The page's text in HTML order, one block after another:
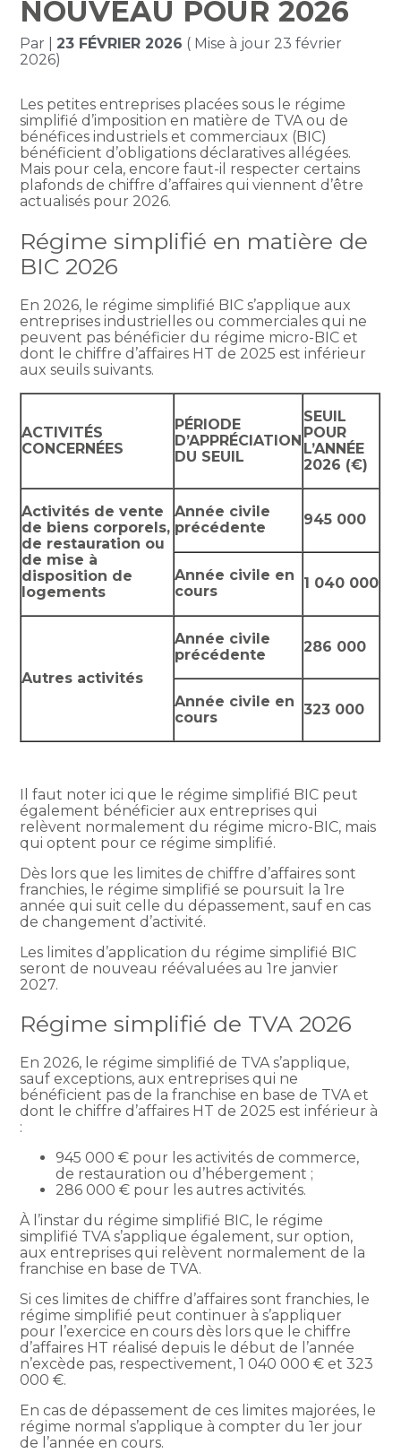
NOUVEAU POUR 2026
Par |23 FÉVRIER 2026 ( Mise à jour 23 février
2026)
Les petites entreprises placées sous le régime
simplifié d’imposition en matière de TVA ou de
bénéfices industriels et commerciaux (BIC)
bénéficient d’obligations déclaratives allégées.
Mais pour cela, encore faut-il respecter certains
plafonds de chiffre d’affaires qui viennent d’être
actualisés pour 2026.
Régime simplifié en matière de
BIC 2026
En 2026, le régime simplifié BIC s’applique aux
entreprises industrielles ou commerciales qui ne
peuvent pas bénéficier du régime micro-BIC et
dont le chiffre d’affaires HT de 2025 est inférieur
aux seuils suivants.
ACTIVITÉS
CONCERNÉES
PÉRIODE
D’APPRÉCIATION
DU SEUIL
SEUIL
POUR
L’ANNÉE
2026 (€)
Activités de vente
de biens corporels,
de restauration ou
de mise à
disposition de
logements
Année civile
précédente
945 000
Année civile en
cours
1 040 000
Autres activités
Année civile
précédente
286 000
Année civile en
cours
323 000
Il faut noter ici que le régime simplifié BIC peut
également bénéficier aux entreprises qui
relèvent normalement du régime micro-BIC, mais
qui optent pour ce régime simplifié.
Dès lors que les limites de chiffre d’affaires sont
franchies, le régime simplifié se poursuit la 1re
année qui suit celle du dépassement, sauf en cas
de changement d’activité.
Les limites d’application du régime simplifié BIC
seront de nouveau réévaluées au 1re janvier
2027.
Régime simplifié de TVA 2026
En 2026, le régime simplifié de TVA s’applique,
sauf exceptions, aux entreprises qui ne
bénéficient pas de la franchise en base de TVA et
dont le chiffre d’affaires HT de 2025 est inférieur à
:
945 000 € pour les activités de commerce,
de restauration ou d’hébergement ;
286 000 € pour les autres activités.
À l’instar du régime simplifié BIC, le régime
simplifié TVA s’applique également, sur option,
aux entreprises qui relèvent normalement de la
franchise en base de TVA.
Si ces limites de chiffre d’affaires sont franchies, le
régime simplifié peut continuer à s’appliquer
pour l’exercice en cours dès lors que le chiffre
d’affaires HT réalisé depuis le début de l’année
n’excède pas, respectivement, 1 040 000 € et 323
000 €.
En cas de dépassement de ces limites majorées, le
régime normal s’applique à compter du 1er jour
de l’année en cours.